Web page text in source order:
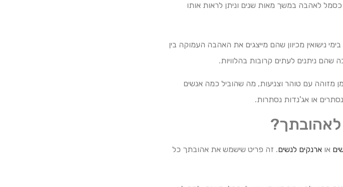
לאהבה במשך מאות שנים וניתן לראות אותו
נישואין מכיוון שהם מייצגים את האהבה העמוקה בין
שהם ניתנים לעתים קרובות בהלוויות.
עם טוהר וצניעות, מה שהוביל כמה אנשים
או אג'נדות נסתרות.
לאהובתך?
או ארנקים לנשים. זה פריט שישמש את אהובתך כל